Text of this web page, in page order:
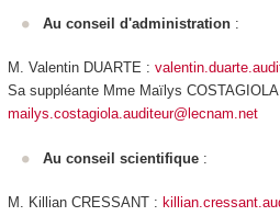
Au conseil d'administration :
M. Valentin DUARTE :
Sa suppléante Mme Maïlys COSTAGIOLA
mailys.costagiola.auditeur@lecnam.net
Au conseil scientifique :
M. Killian CRESSANT :